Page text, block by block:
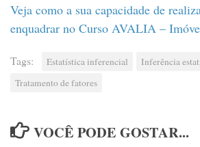
Veja como a sua capacidade de
enquadrar no Curso AVALIA –
Tags: Estatística inferencial
Inferência
Tratamento de fatores
VOCÊ PODE GOSTAR...